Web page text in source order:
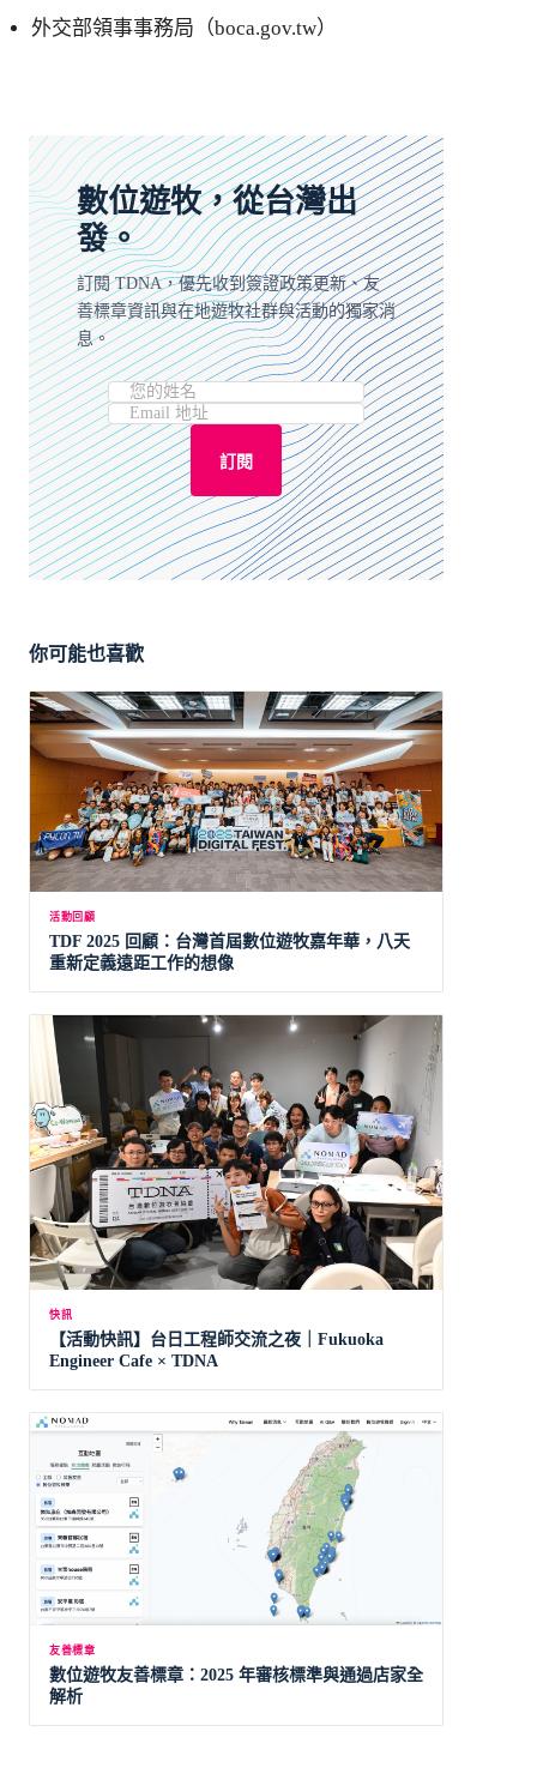
外交部領事事務局（boca.gov.tw）
數位遊牧，從台灣出
發。
訂閱 TDNA，優先收到簽證政策更新、友
善標章資訊與在地遊牧社群與活動的獨家消
息。
訂閱
你可能也喜歡
活動回顧
TDF 2025 回顧：台灣首屆數位遊牧嘉年華，八天
重新定義遠距工作的想像
快訊
【活動快訊】台日工程師交流之夜｜Fukuoka
Engineer Cafe × TDNA
友善標章
數位遊牧友善標章：2025 年審核標準與通過店家全
解析